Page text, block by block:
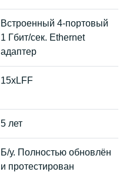
Встроенный 4-портовый
1 Гбит/сек. Ethernet
адаптер
15xLFF
5 лет
Б/у. Полностью обновлён
и протестирован